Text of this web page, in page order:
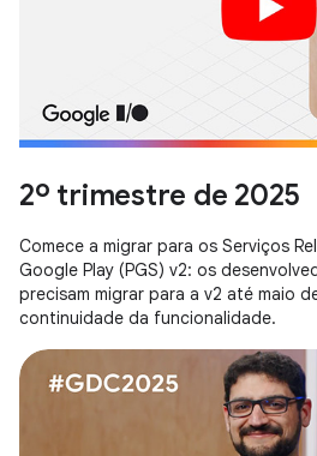
2º trimestre de 2025
Comece a migrar para os Serviços
Google Play (PGS) v2: os
precisam migrar para a v2 até maio
continuidade da funcionalidade.